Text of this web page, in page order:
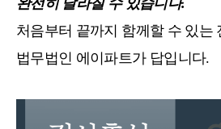
처음부터 끝까지 함께할 수 있는
법무법인 에이파트가 답입니다.